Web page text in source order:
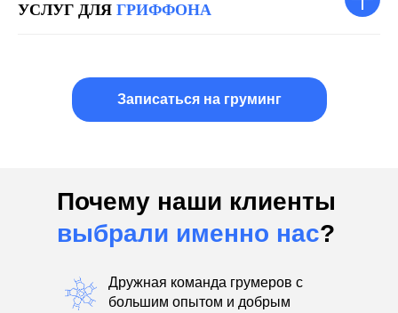
УСЛУГ ДЛЯ ГРИФФОНА
Записаться на груминг
Почему наши клиенты
выбрали именно нас?
Дружная команда грумеров с
большим опытом и добрым